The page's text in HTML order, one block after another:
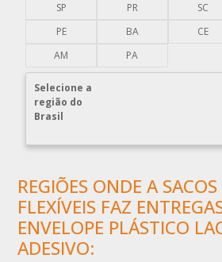
COMPRA DE EMBALAGENS PLÁSTICAS
COMPRAR EMBALAGENS PLÁSTICAS
COMPRAR ENVELOPE DE PLÁSTICO
COMPRAR ENVELOPE PLÁSTICO CORREIOS
COMPRAR ENVELOPE PLÁSTICO DE
COMPRAR SACO PLÁSTICO ZIP LOCK
COMPRAR SACOLAS PLÁSTICAS
COMPRAR SACOLAS PLÁSTICAS DIRETO
COMPRAR SACOLAS PLÁSTICAS
SP
PR SC
PE
BA CE
AM
PA
Selecione a
região do
Brasil
REGIÕES ONDE A
FLEXÍVEIS FAZ
ENVELOPE PLÁSTICO
ADESIVO: